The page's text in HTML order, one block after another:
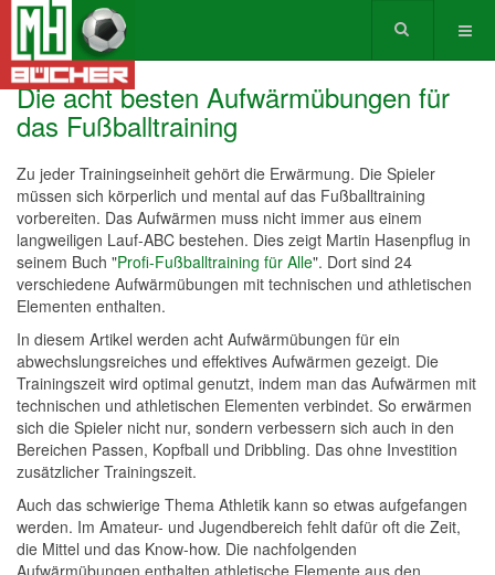
Die acht besten Aufwärmübungen für
das Fußballtraining
Zu jeder Trainingseinheit gehört die Erwärmung. Die Spieler
müssen sich körperlich und mental auf das Fußballtraining
vorbereiten. Das Aufwärmen muss nicht immer aus einem
langweiligen Lauf-ABC bestehen. Dies zeigt Martin Hasenpflug in
seinem Buch "Profi-Fußballtraining für Alle". Dort sind 24
verschiedene Aufwärmübungen mit technischen und athletischen
Elementen enthalten.
In diesem Artikel werden acht Aufwärmübungen für ein
abwechslungsreiches und effektives Aufwärmen gezeigt. Die
Trainingszeit wird optimal genutzt, indem man das Aufwärmen mit
technischen und athletischen Elementen verbindet. So erwärmen
sich die Spieler nicht nur, sondern verbessern sich auch in den
Bereichen Passen, Kopfball und Dribbling. Das ohne Investition
zusätzlicher Trainingszeit.
Auch das schwierige Thema Athletik kann so etwas aufgefangen
werden. Im Amateur- und Jugendbereich fehlt dafür oft die Zeit,
die Mittel und das Know-how. Die nachfolgenden
Aufwärmübungen enthalten athletische Elemente aus den